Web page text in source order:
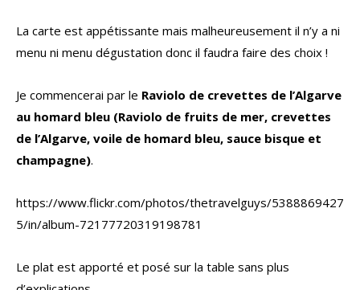
La carte est appétissante mais malheureusement il n’y a ni
menu ni menu dégustation donc il faudra faire des choix !
Je commencerai par le Raviolo de crevettes de l’Algarve
au homard bleu (Raviolo de fruits de mer, crevettes
de l’Algarve, voile de homard bleu, sauce bisque et
champagne).
https://www.flickr.com/photos/thetravelguys/5388869427
5/in/album-72177720319198781
Le plat est apporté et posé sur la table sans plus